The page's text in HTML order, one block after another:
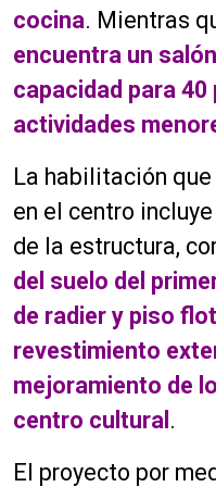
cocina. Mientras
encuentra un
capacidad para
actividades
La habilitación
en el centro
de la estructura,
del suelo del
de radier y piso
revestimiento
mejoramiento de
centro cultural .
El proyecto por